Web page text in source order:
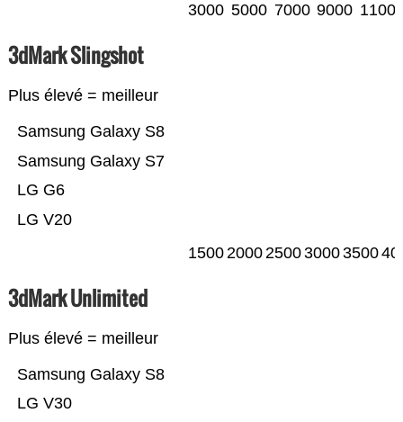
3000 5000 7000 9000
3dMark Slingshot
Plus élevé = meilleur
LG V20
LG G6
Samsung Galaxy S7
Samsung Galaxy S8
15002000250030003500
3dMark Unlimited
Plus élevé = meilleur
LG V30
Samsung Galaxy S8